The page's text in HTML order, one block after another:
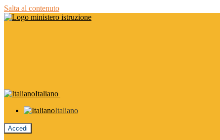
Salta al contenuto
Italiano
Italiano
Accedi